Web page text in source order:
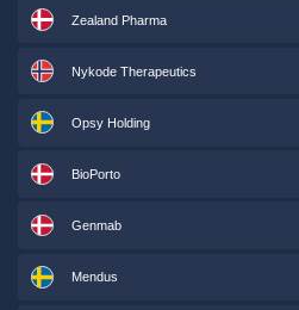
Zealand Pharma
Nykode Therapeutics
Opsy Holding
BioPorto
Genmab
Mendus